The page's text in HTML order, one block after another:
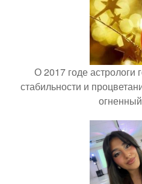
О 2017 годе астрологи
стабильности и